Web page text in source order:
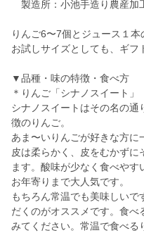
製造所：小池手造り農産加
りんご6〜7個とジュース１本
お試しサイズとしても、ギフ
▼品種・味の特徴・食べ方
＊りんご「シナノスイート」
シナノスイートはその名の
徴のりんご。
あま〜いりんごが好きな方に
皮は柔らかく、皮をむかず
ます。酸味が少なく食べや
お年寄りまで大人気です。
もちろん常温でも美味しいで
だくのがオススメです。食べ
みてください。常温で食べる